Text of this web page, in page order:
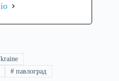
# павлоград